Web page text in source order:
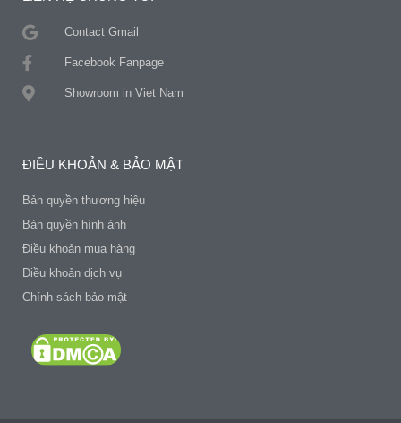
Contact Gmail
Facebook Fanpage
Showroom in Viet Nam
ĐIỀU KHOẢN & BẢO MẬT
Bản quyền thương hiệu
Bản quyền hình ảnh
Điều khoản mua hàng
Điều khoản dịch vụ
Chính sách bảo mật